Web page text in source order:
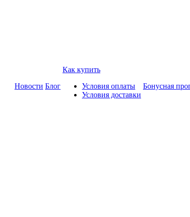
Новости Блог
Как купить
Условия оплаты
Условия доставки
Бонусная